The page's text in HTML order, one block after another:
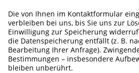
Die von Ihnen im Kontaktformular
verbleiben bei uns, bis Sie uns zur
Einwilligung zur Speicherung
die Datenspeicherung entfällt (z. B.
Bearbeitung Ihrer Anfrage).
Bestimmungen – insbesondere
bleiben unberührt.